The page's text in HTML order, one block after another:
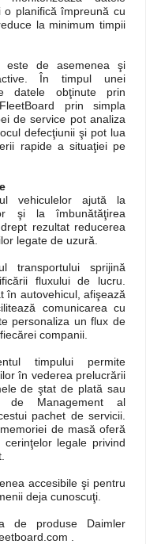
planifică împreună cu
la minimum timpii
este de asemenea şi
În timpul unei
datele obţinute prin
prin simpla
de service pot analiza
defecţiunii şi pot lua
rapide a situaţiei pe
vehiculelor ajută la
şi la îmbunătăţirea
rezultat reducerea
legate de uzură.
transportului sprijină
fluxului de lucru.
în autovehicul, afişează
comunicarea cu
personaliza un flux de
companii.
timpului permite
în vederea prelucrării
de ştat de plată sau
de Management al
pachet de servicii.
de masă oferă
legale privind
accesibile şi pentru
deja cunoscuţi.
de produse Daimler
.